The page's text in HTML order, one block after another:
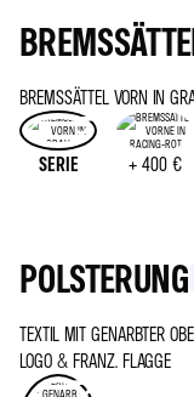
BREMSSÄTTEL VORN IN
SERIE + 400 €
POLSTERUNG
TEXTIL MIT GENARBTER
LOGO & FRANZ. FLAGGE